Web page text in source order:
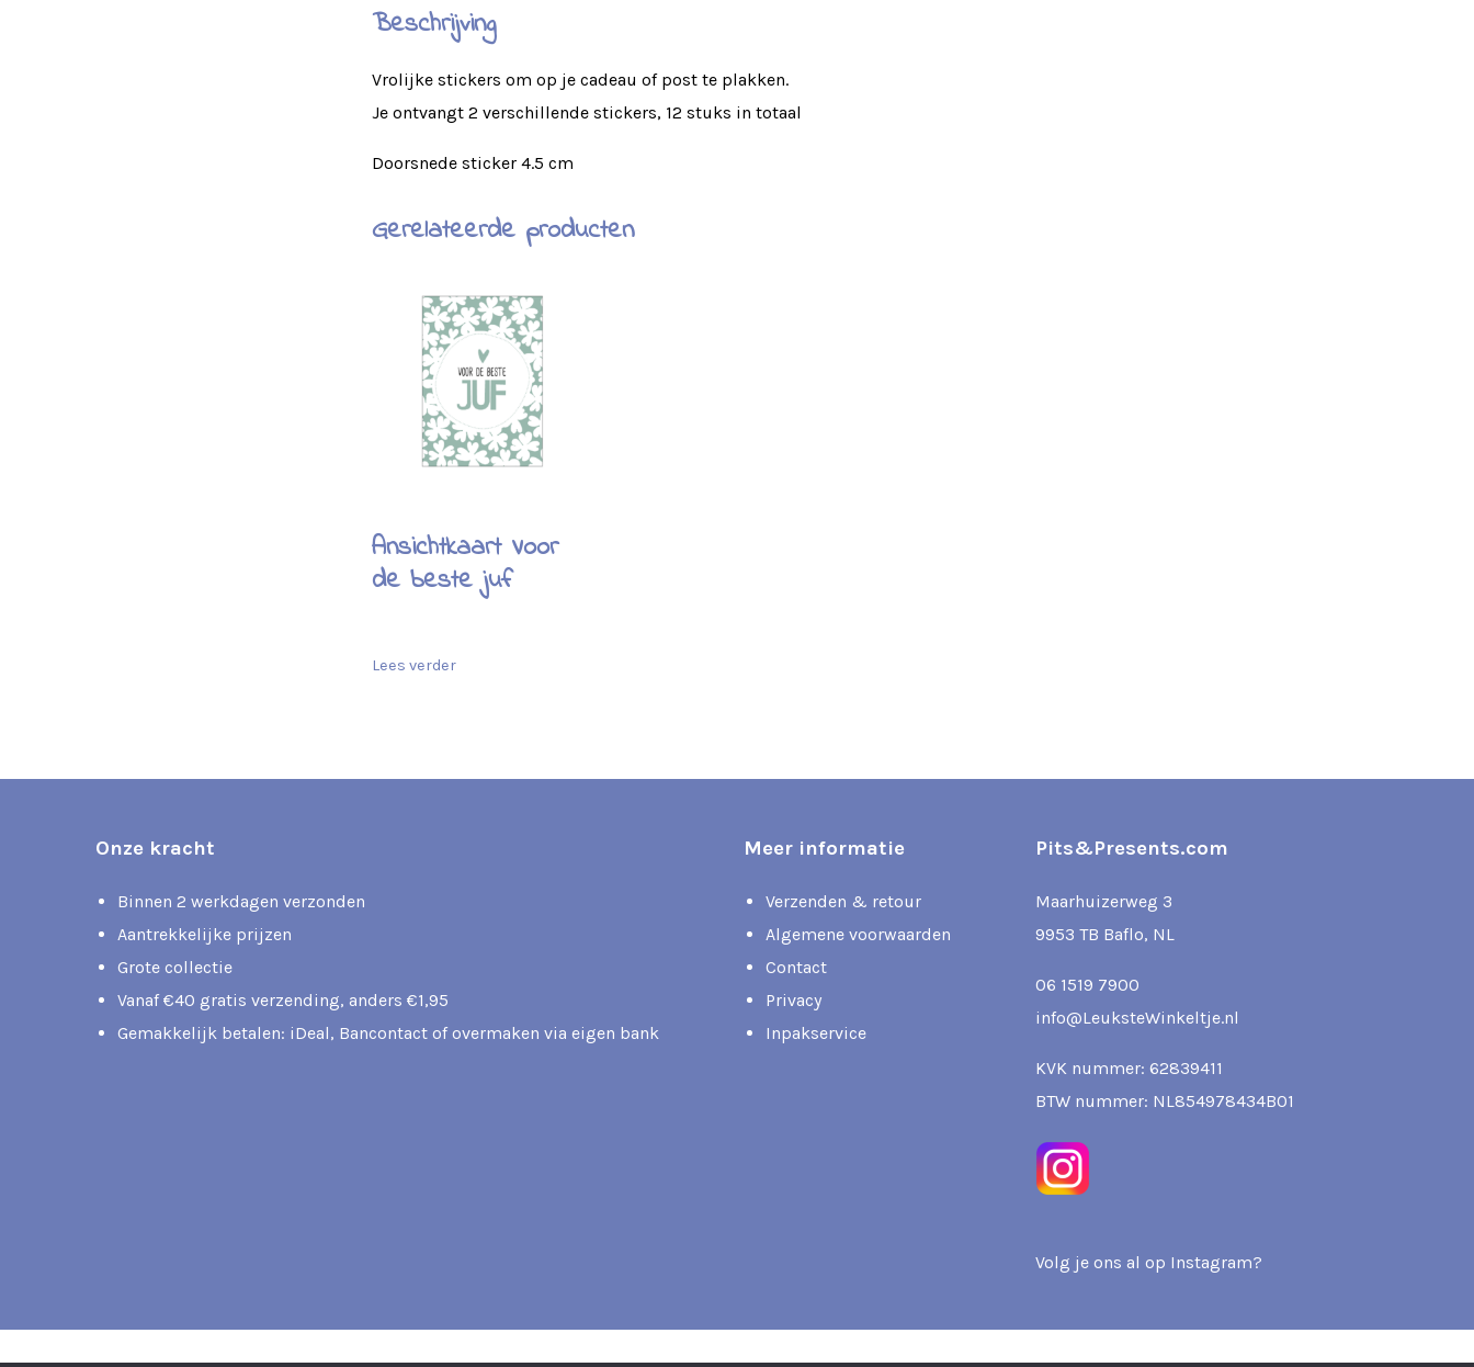
Beschrijving
Vrolijke stickers om op je cadeau of post te plakken.
Je ontvangt 2 verschillende stickers, 12 stuks in totaal
Doorsnede sticker 4.5 cm
Gerelateerde producten
Ansichtkaart Voor
de beste juf
Lees verder
Onze kracht
Binnen 2 werkdagen verzonden
Aantrekkelijke prijzen
Grote collectie
Vanaf €40 gratis verzending, anders €1,95
Gemakkelijk betalen: iDeal, Bancontact of overmaken via eigen bank
Meer informatie
Verzenden & retour
Algemene voorwaarden
Contact
Privacy
Inpakservice
Pits&Presents.com
Maarhuizerweg 3
9953 TB Baflo, NL
06 1519 7900
info@LeuksteWinkeltje.nl
KVK nummer: 62839411
BTW nummer: NL854978434B01
Volg je ons al op Instagram?